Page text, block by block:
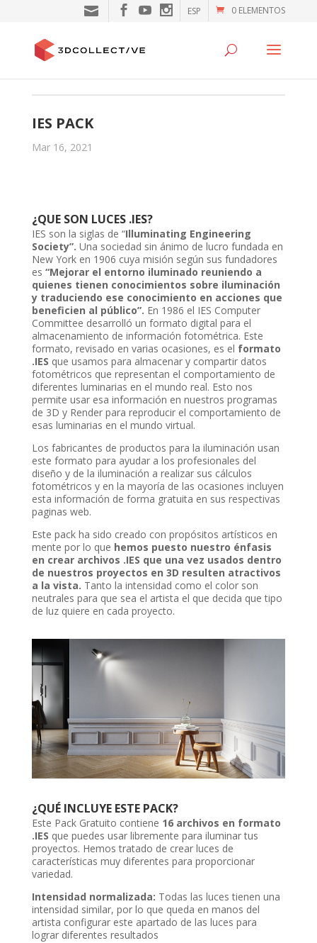
0 ELEMENTOS
ESP
IES PACK
Mar 16, 2021
¿QUE SON LUCES .IES?
IES son la siglas de “Illuminating Engineering
Society”. Una sociedad sin ánimo de lucro fundada en
New York en 1906 cuya misión según sus fundadores
es “Mejorar el entorno iluminado reuniendo a
quienes tienen conocimientos sobre iluminación
y traduciendo ese conocimiento en acciones que
beneficien al público”. En 1986 el IES Computer
Committee desarrolló un formato digital para el
almacenamiento de información fotométrica. Este
formato, revisado en varias ocasiones, es el formato
.IES que usamos para almacenar y compartir datos
fotométricos que representan el comportamiento de
diferentes luminarias en el mundo real. Esto nos
permite usar esa información en nuestros programas
de 3D y Render para reproducir el comportamiento de
esas luminarias en el mundo virtual.
Los fabricantes de productos para la iluminación usan
este formato para ayudar a los profesionales del
diseño y de la iluminación a realizar sus cálculos
fotométricos y en la mayoría de las ocasiones incluyen
esta información de forma gratuita en sus respectivas
paginas web.
Este pack ha sido creado con propósitos artísticos en
mente por lo que hemos puesto nuestro énfasis
en crear archivos .IES que una vez usados dentro
de nuestros proyectos en 3D resulten atractivos
a la vista. Tanto la intensidad como el color son
neutrales para que sea el artista el que decida que tipo
de luz quiere en cada proyecto.
¿QUÉ INCLUYE ESTE PACK?
Este Pack Gratuito contiene 16 archivos en formato
.IES que puedes usar libremente para iluminar tus
proyectos. Hemos tratado de crear luces de
características muy diferentes para proporcionar
variedad.
Intensidad normalizada: Todas las luces tienen una
intensidad similar, por lo que queda en manos del
artista configurar este apartado de las luces para
lograr diferentes resultados